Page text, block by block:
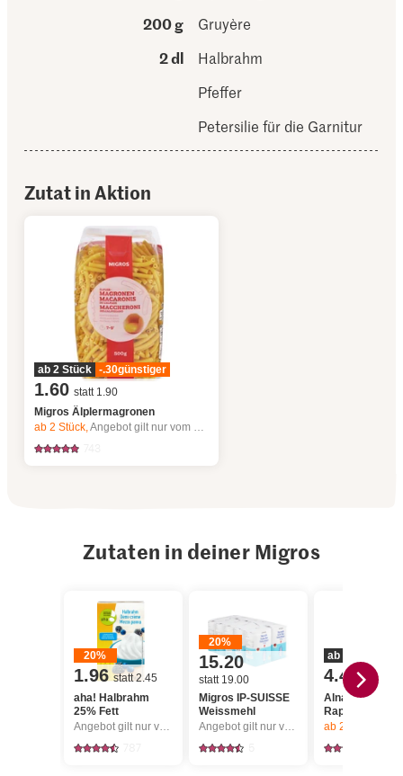
200 g
Gruyère
2 dl
Halbrahm
Pfeffer
Petersilie für die Garnitur
Zutat in Aktion
ab 2 Stück -.30günstiger
1.60 statt 1.90
Migros Älplermagronen
ab 2Stück,Angebot gilt nur vom 6.8. bis 12.8.2026, solange Vorrat.
Zutaten in deiner Migros
20%
1.96 statt 2.45
aha! Halbrahm
25% Fett
Angebot gilt nur vom 6.8. bis 12.8.2026, solange Vorrat.
20%
15.20
statt 19.00
Migros IP-SUISSE
Weissmehl
Angebot gilt nur vom 6.8. bis 12.8.2026, solange Vorrat.
ab 2 Stück
4.40 statt
Alnatura Bio
Rapsöl nativ
ab 2